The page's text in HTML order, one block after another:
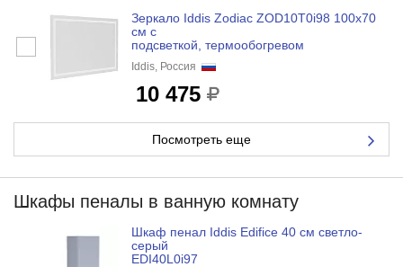
Зеркало Iddis Zodiac ZOD10T0i98 100x70
см с
подсветкой, термообогревом
Iddis, Россия
10 475
Посмотреть еще
Шкафы пеналы в ванную комнату
Шкаф пенал Iddis Edifice 40 см светло-
серый
EDI40L0i97